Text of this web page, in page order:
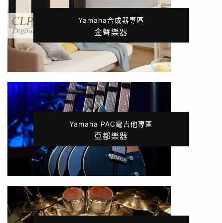
Yamaha合成器專區
金聲樂器
Yamaha PAC電吉他專區
亞都樂器